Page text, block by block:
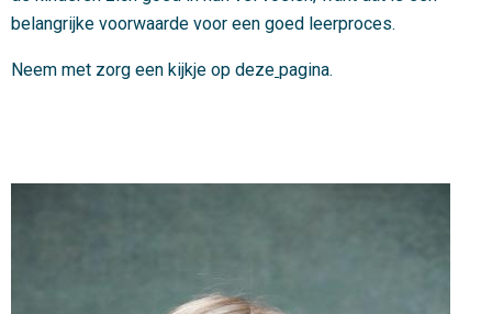
belangrijke voorwaarde voor een goed leerproces.
Neem met zorg een kijkje op deze pagina.